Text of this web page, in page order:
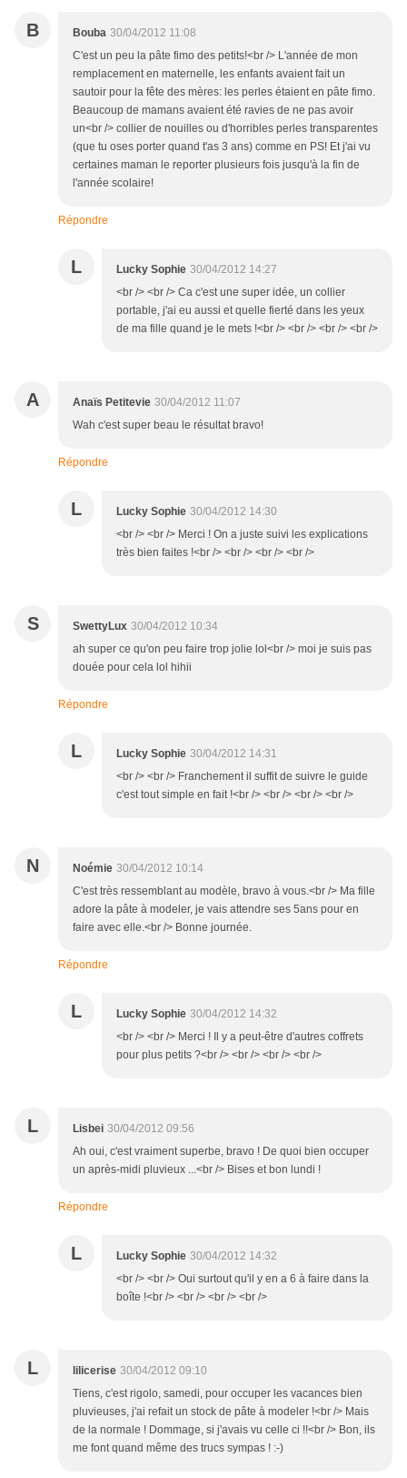
B Bouba 30/04/2012 11:08
C'est un peu la pâte fimo des petits!<br /> L'année de mon
remplacement en maternelle, les enfants avaient fait un
sautoir pour la fête des mères: les perles étaient en pâte fimo.
Beaucoup de mamans avaient été ravies de ne pas avoir
un<br /> collier de nouilles ou d'horribles perles transparentes
(que tu oses porter quand t'as 3 ans) comme en PS! Et j'ai vu
certaines maman le reporter plusieurs fois jusqu'à la fin de
l'année scolaire!
Répondre
L Lucky Sophie 30/04/2012 14:27
<br /> <br /> Ca c'est une super idée, un collier
portable, j'ai eu aussi et quelle fierté dans les yeux
de ma fille quand je le mets !<br /> <br /> <br /> <br />
A Anaïs Petitevie 30/04/2012 11:07
Wah c'est super beau le résultat bravo!
Répondre
L Lucky Sophie 30/04/2012 14:30
<br /> <br /> Merci ! On a juste suivi les explications
très bien faites !<br /> <br /> <br /> <br />
S SwettyLux 30/04/2012 10:34
ah super ce qu'on peu faire trop jolie lol<br /> moi je suis pas
douée pour cela lol hihii
Répondre
L Lucky Sophie 30/04/2012 14:31
<br /> <br /> Franchement il suffit de suivre le guide
c'est tout simple en fait !<br /> <br /> <br /> <br />
N Noémie 30/04/2012 10:14
C'est très ressemblant au modèle, bravo à vous.<br /> Ma fille
adore la pâte à modeler, je vais attendre ses 5ans pour en
faire avec elle.<br /> Bonne journée.
Répondre
L Lucky Sophie 30/04/2012 14:32
<br /> <br /> Merci ! Il y a peut-être d'autres coffrets
pour plus petits ?<br /> <br /> <br /> <br />
L Lisbei 30/04/2012 09:56
Ah oui, c'est vraiment superbe, bravo ! De quoi bien occuper
un après-midi pluvieux ...<br /> Bises et bon lundi !
Répondre
L Lucky Sophie 30/04/2012 14:32
<br /> <br /> Oui surtout qu'il y en a 6 à faire dans la
boîte !<br /> <br /> <br /> <br />
L lilicerise 30/04/2012 09:10
Tiens, c'est rigolo, samedi, pour occuper les vacances bien
pluvieuses, j'ai refait un stock de pâte à modeler !<br /> Mais
de la normale ! Dommage, si j'avais vu celle ci !!<br /> Bon, ils
me font quand même des trucs sympas ! :-)